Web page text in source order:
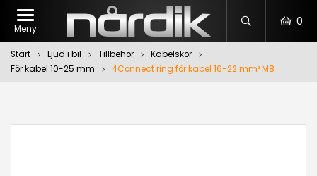
Start Ljud i bil Tillbehör
Kabelskor
För kabel 10-25 mm
4Connect ring för kabel 16-22 mm² M8
Meny
0